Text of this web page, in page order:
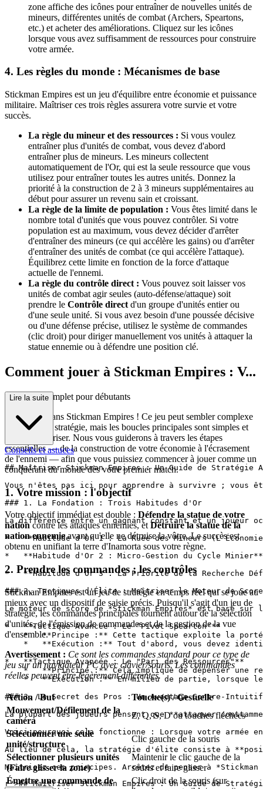
zone affiche des icônes pour entraîner de nouvelles unités de
mineurs, différentes unités de combat (Archers, Speartons,
etc.) et acheter des améliorations. Cliquez sur les icônes
lorsque vous avez suffisamment de ressources pour construire
votre armée.
4. Les règles du monde : Mécanismes de base
Stickman Empires est un jeu d'équilibre entre économie et puissance
militaire. Maîtriser ces trois règles assurera votre survie et votre
succès.
La règle du mineur et des ressources : Si vous voulez
entraîner plus d'unités de combat, vous devez d'abord
entraîner plus de mineurs. Les mineurs collectent
automatiquement de l'Or, qui est la seule ressource que vous
utilisez pour entraîner toutes les autres unités. Donnez la
priorité à la construction de 2 à 3 mineurs supplémentaires au
début pour assurer un revenu sain et croissant.
La règle de la limite de population : Vous êtes limité dans le
nombre total d'unités que vous pouvez contrôler. Si votre
population est au maximum, vous devez décider d'arrêter
d'entraîner des mineurs (ce qui accélère les gains) ou d'arrêter
d'entraîner des unités de combat (ce qui accélère l'attaque).
Équilibrez cette limite en fonction de la force d'attaque
actuelle de l'ennemi.
La règle du contrôle direct : Vous pouvez soit laisser vos
unités de combat agir seules (auto-défense/attaque) soit
prendre le Contrôle direct d'un groupe d'unités entier ou
d'une seule unité. Si vous avez besoin d'une poussée décisive
ou d'une défense précise, utilisez le système de commandes
(clic droit) pour diriger manuellement vos unités à attaquer la
statue ennemie ou à défendre une position clé.
Comment jouer à Stickman Empires : V...
otre guide complet pour débutants
Bienvenue dans Stickman Empires ! Ce jeu peut sembler complexe
avec toute sa stratégie, mais les boucles principales sont simples et
faciles à maîtriser. Nous vous guiderons à travers les étapes
essentielles — de la construction de votre économie à l'écrasement
de l'ennemi — afin que vous puissiez commencer à jouer comme un
conquérant du monde dès votre premier match.
1. Votre mission : l'objectif
Votre objectif immédiat est double : Défendre la statue de votre
nationcontre les attaques ennemies, et Détruire la statue de la
nation ennemieavant qu'elle ne détruise la vôtre. Le succès est
obtenu en unifiant la terre d'Inamorta sous votre règne.
2. Prendre les commandes : les contrôles
Stickman Empires est un jeu de stratégie en temps réel qui se joue au
mieux avec un dispositif de saisie précis. Puisqu'il s'agit d'un jeu de
stratégie, les commandes principales tournent autour de la sélection
d'unités, de l'émission de commandes et de la gestion de la vue
d'ensemble.
Avertissement : Ce sont les commandes standard pour ce type de
jeu sur un navigateur PC avec clavier/souris. Les commandes
réelles peuvent être légèrement différentes.
Action / But
Touche(s) / Gestuelle
Mouvement/Défilement de la
caméra
Z, Q, S, D ou touches fléchées
Sélectionner une seule
unité/structure
Clic gauche de la souris
Sélectionner plusieurs unités
(Faire glisser la zone)
Maintenir le clic gauche de la
souris et faire glisser
Émettre une commande de
Clic droit de la souris (sur
Lire la suite
Conseils et astuces
## Maîtriser Stickman Empires : Un Guide de Stratégie
Vous n'êtes pas ici pour apprendre à survivre ; vous
### 1. La Fondation : Trois Habitudes d'Or
La différence entre un gagnant constant et un joueur
*   **Habitude d'Or 1 : La Ruée des Mineurs
*   **Habitude d'Or 2 : Micro-Gestion du Cycle
*   **Habitude d'Or 3 : La Priorité de la Recherche
### 2. Tactiques d'Élite : Maîtriser le Moteur de Score
Le moteur de score de *Stickman Empires* est
*   **Tactique Avancée : Le "Pivot Spearton"**
*   **Principe :** Cette tactique exploite la
*   **Exécution :** Tout d'abord, vous devez
*   **Tactique Avancée : Le "Pari des Ressources"**
*   **Principe :** Cela implique de dépenser une
*   **Exécution :** En milieu de partie, lorsque
### 3. Le Secret des Pros : Un Avantage Contre-Intuitif
La plupart des joueurs pensent que **attaquer
Voici pourquoi cela fonctionne : Lorsque votre armée
Au lieu de cela, la stratégie d'élite consiste à
r">## Maîtriser Stickman Empires : Un Guide de